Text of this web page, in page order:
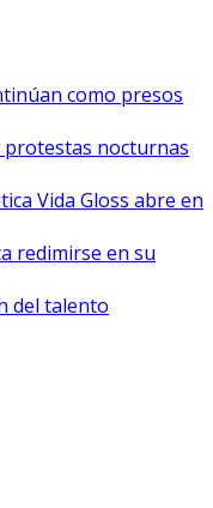
como presos
protestas nocturnas
Vida Gloss abre en
redimirse en su
del talento